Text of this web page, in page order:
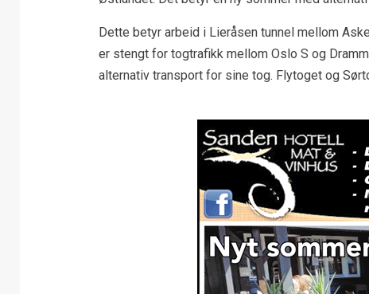
Dette betyr arbeid i Lieråsen tunnel mellom
er stengt for togtrafikk mellom Oslo S og
alternativ transport for sine tog. Flytoget og